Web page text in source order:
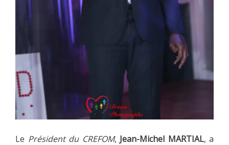
Le Président du CREFOM, Jean-Michel MARTIAL, a